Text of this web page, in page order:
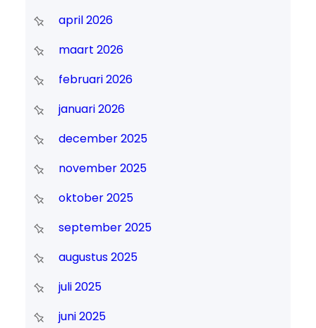
april 2026
maart 2026
februari 2026
januari 2026
december 2025
november 2025
oktober 2025
september 2025
augustus 2025
juli 2025
juni 2025